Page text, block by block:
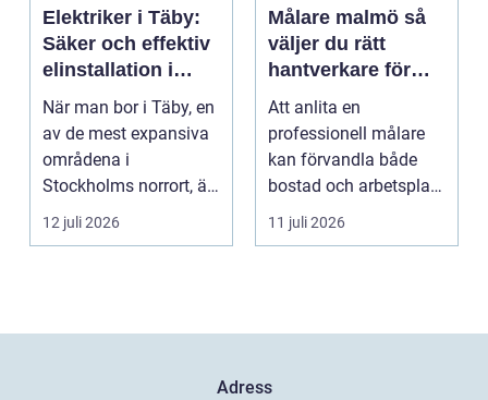
Elektriker i Täby:
Säker och effektiv
elinstallation i
norrort
När man bor i Täby, en
av de mest expansiva
områdena i
Stockholms norrort, är
b...
12 juli 2026
Målare malmö så
väljer du rätt
hantverkare för
hem och företag
Att anlita en
professionell målare
kan förvandla både
bostad och arbetsplats
på kort tid. Färger, yt...
11 juli 2026
Adress